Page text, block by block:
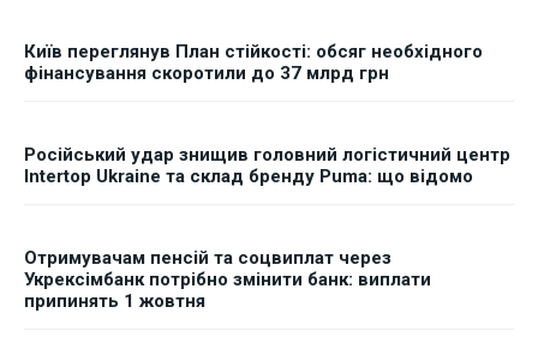
Київ переглянув План стійкості: обсяг необхідного
фінансування скоротили до 37 млрд грн
Російський удар знищив головний логістичний центр
Intertop Ukraine та склад бренду Puma: що відомо
Отримувачам пенсій та соцвиплат через
Укрексімбанк потрібно змінити банк: виплати
припинять 1 жовтня